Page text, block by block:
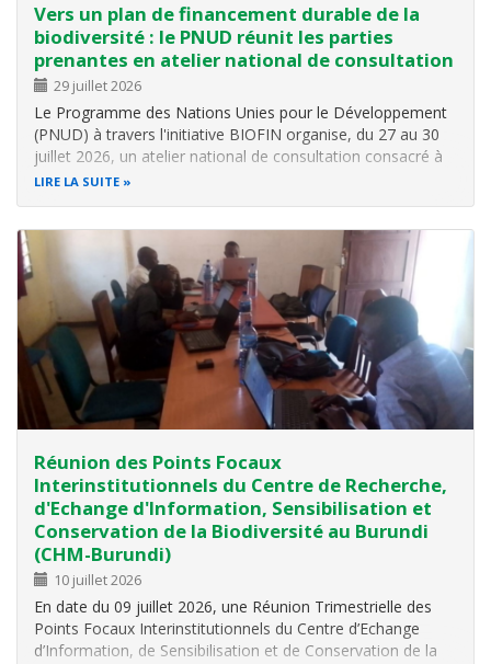
Vers un plan de financement durable de la
biodiversité : le PNUD réunit les parties
prenantes en atelier national de consultation
29 juillet 2026
Le Programme des Nations Unies pour le Développement
(PNUD) à travers l'initiative BIOFIN organise, du 27 au 30
juillet 2026, un atelier national de consultation consacré à
l'Évaluation des Besoins de Financement de la Biodiversité
LIRE LA SUITE
Réunion des Points Focaux
Interinstitutionnels du Centre de Recherche,
d'Echange d'Information, Sensibilisation et
Conservation de la Biodiversité au Burundi
(CHM-Burundi)
10 juillet 2026
En date du 09 juillet 2026, une Réunion Trimestrielle des
Points Focaux Interinstitutionnels du Centre d’Echange
d’Information, de Sensibilisation et de Conservation de la